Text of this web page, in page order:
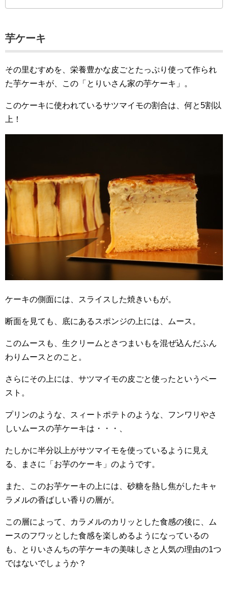
芋ケーキ
その里むすめを、栄養豊かな皮ごとたっぷり使って作られ
た芋ケーキが、この「とりいさん家の芋ケーキ」。
このケーキに使われているサツマイモの割合は、何と5割以
上！
ケーキの側面には、スライスした焼きいもが。
断面を見ても、底にあるスポンジの上には、ムース。
このムースも、生クリームとさつまいもを混ぜ込んだふん
わりムースとのこと。
さらにその上には、サツマイモの皮ごと使ったというペー
スト。
プリンのような、スィートポテトのような、フンワリやさ
しいムースの芋ケーキは・・・、
たしかに半分以上がサツマイモを使っているように見え
る、まさに「お芋のケーキ」のようです。
また、このお芋ケーキの上には、砂糖を熱し焦がしたキャ
ラメルの香ばしい香りの層が。
この層によって、カラメルのカリッとした食感の後に、ム
ースのフワッとした食感を楽しめるようになっているの
も、とりいさんちの芋ケーキの美味しさと人気の理由の1つ
ではないでしょうか？